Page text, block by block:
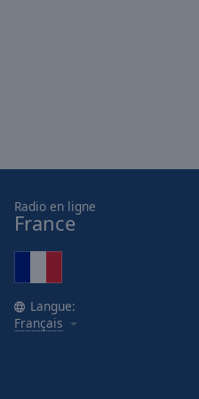
Radio en ligne
France
Langue:
Français